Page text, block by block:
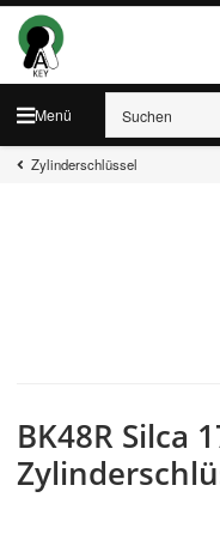
Menü
Zylinderschlüssel
BK48R Silca